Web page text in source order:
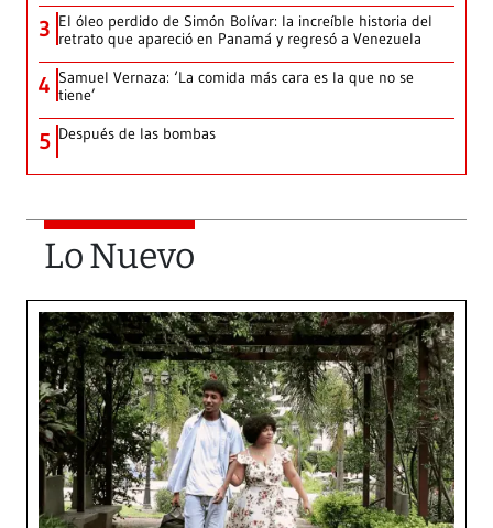
3 El óleo perdido de Simón Bolívar: la increíble historia del
retrato que apareció en Panamá y regresó a Venezuela
4 Samuel Vernaza: ‘La comida más cara es la que no se
tiene’
5 Después de las bombas
Lo Nuevo